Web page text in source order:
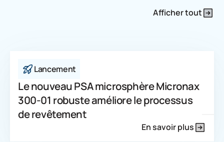
Afficher tout
Lancement
Le nouveau PSA microsphère Micronax
300-01 robuste améliore le processus
de revêtement
En savoir plus